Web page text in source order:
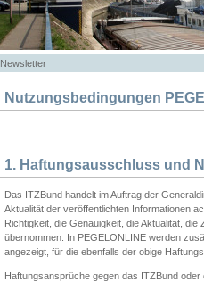
Newsletter
Nutzungsbedingungen
1. Haftungsausschluss und
Das ITZBund handelt im Auftrag der
Aktualität der veröffentlichten Informationen
Richtigkeit, die Genauigkeit, die Aktualität,
übernommen. In PEGELONLINE werden
angezeigt, für die ebenfalls der obige
Haftungsansprüche gegen das ITZBund